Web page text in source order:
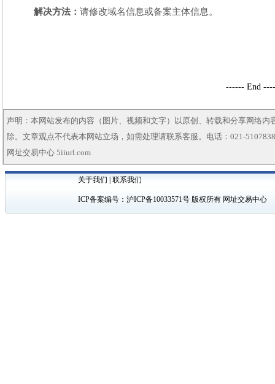
解决方法： 请修改域名信息或备案主体信息。
------ End
声明：本网站发布的内容（图片、视频和文字）以原创、转载和分享网络
除。文章观点不代表本网站立场，如需处理请联系客服。电话：021-
网址交易中心 5iiurl.com
关于我们 |联系我们
ICP备案编号：沪ICP备10033571号 版权所有 网址交易中心